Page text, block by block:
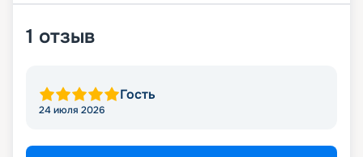
1 отзыв
Гость
24 июля 2026